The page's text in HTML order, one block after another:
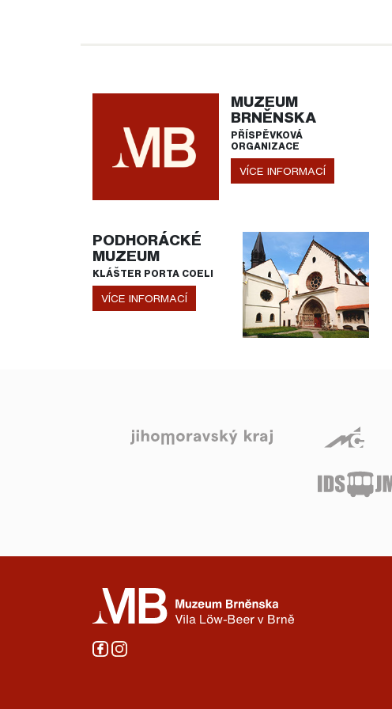
MUZEUM
BRNĚNSKA
PŘÍSPĚVKOVÁ
ORGANIZACE
VÍCE INFORMACÍ
PODHORÁCKÉ
MUZEUM
KLÁŠTER PORTA COELI
VÍCE INFORMACÍ